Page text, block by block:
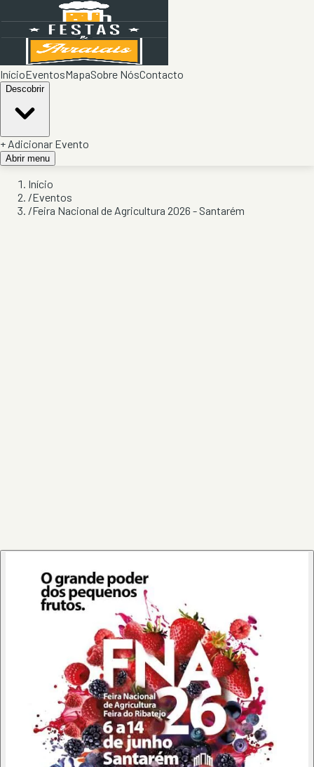
InícioEventosMapaSobre NósContacto
Descobrir
+ Adicionar Evento
Abrir menu
Início
/Eventos
/Feira Nacional de Agricultura 2026 - Santarém